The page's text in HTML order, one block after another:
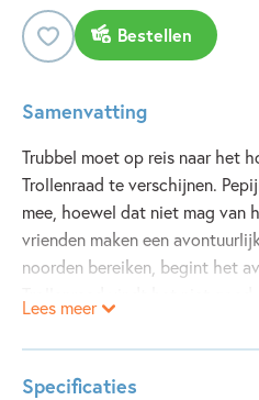
Bestellen
Samenvatting
Trubbel moet op reis naar het
Trollenraad te verschijnen.
mee, hoewel dat niet mag van
vrienden maken een
noorden bereiken, begint het
mensbeesten, want dat is
krijgt hij een gevaarlijke
de boze tovenaar Fabinoc... eh,
Lees meer
Specificaties